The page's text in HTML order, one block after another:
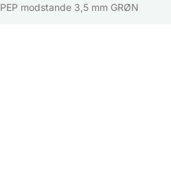
PEP modstande 3,5 mm GRØN